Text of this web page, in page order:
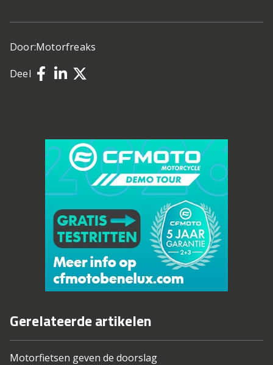
Door:Motorfreaks
Deel
Gerelateerde artikelen
Motorfietsen geven de doorslag